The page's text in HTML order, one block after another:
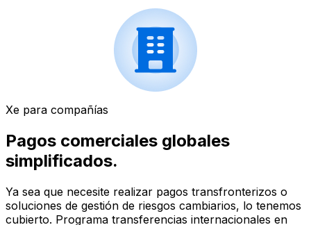
Xe para compañías
Pagos comerciales globales
simplificados.
Ya sea que necesite realizar pagos transfronterizos o
soluciones de gestión de riesgos cambiarios, lo tenemos
cubierto. Programa transferencias internacionales en